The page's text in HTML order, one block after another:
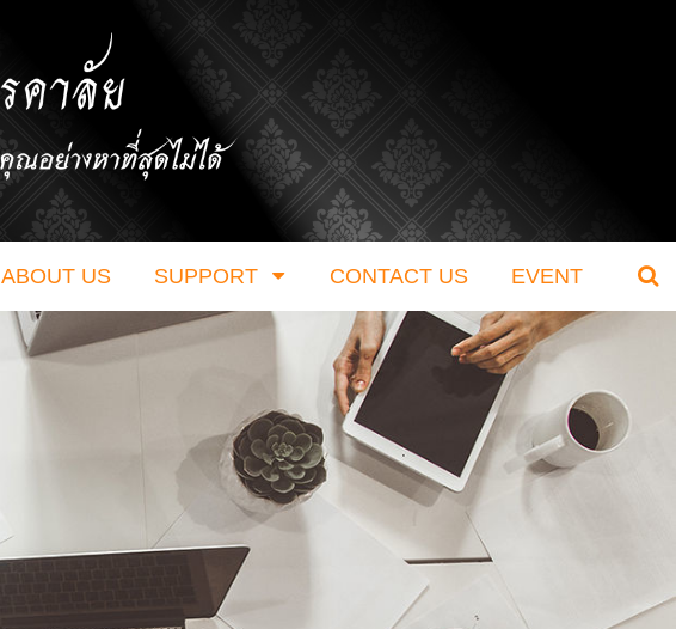
ABOUT US SUPPORT CONTACT US EVENT